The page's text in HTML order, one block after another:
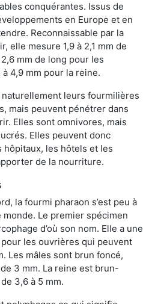
conquérantes. Issus de
en Europe et en
Reconnaissable par la
elle mesure 1,9 à 2,1 mm de
mm de long pour les
4,9 mm pour la reine.
leurs fourmilières
mais peuvent pénétrer dans
Elles sont omnivores, mais
Elles peuvent donc
les hôtels et les
de la nourriture.
la fourmi pharaon s’est peu à
Le premier spécimen
d’où son nom. Elle a une
les ouvrières qui peuvent
Les mâles sont brun foncé,
3 mm. La reine est brun-
3,6 à 5 mm.